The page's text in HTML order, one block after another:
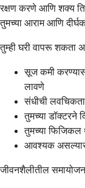
रक्षण करणे आणि शक्य
तुमच्या आराम आणि
तुम्ही घरी वापरू शकता
सूज कमी
लावणे
संधीची लवचिकता
तुमच्या
तुमच्या फिजिकल
आवश्यक
जीवनशैलीतील